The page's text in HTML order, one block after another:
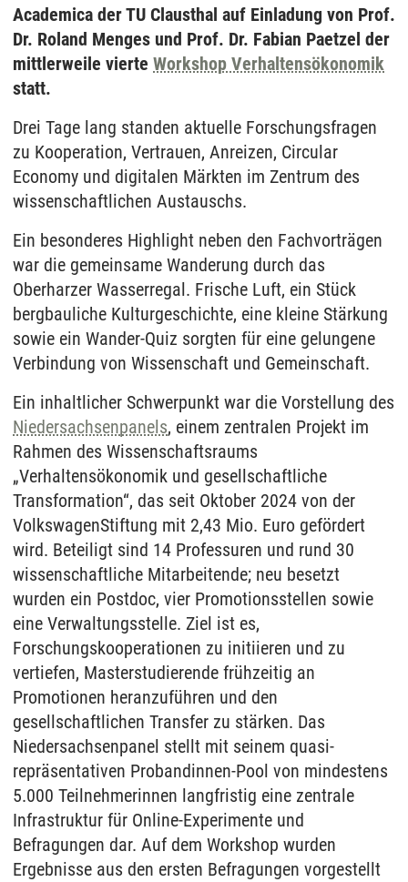
Academica der TU Clausthal auf Einladung von Prof.
Dr. Roland Menges und Prof. Dr. Fabian Paetzel der
mittlerweile vierte Workshop Verhaltensökonomik
statt.
Drei Tage lang standen aktuelle Forschungsfragen
zu Kooperation, Vertrauen, Anreizen, Circular
Economy und digitalen Märkten im Zentrum des
wissenschaftlichen Austauschs.
Ein besonderes Highlight neben den Fachvorträgen
war die gemeinsame Wanderung durch das
Oberharzer Wasserregal. Frische Luft, ein Stück
bergbauliche Kulturgeschichte, eine kleine Stärkung
sowie ein Wander-Quiz sorgten für eine gelungene
Verbindung von Wissenschaft und Gemeinschaft.
Ein inhaltlicher Schwerpunkt war die Vorstellung des
Niedersachsenpanels, einem zentralen Projekt im
Rahmen des Wissenschaftsraums
„Verhaltensökonomik und gesellschaftliche
Transformation“, das seit Oktober 2024 von der
VolkswagenStiftung mit 2,43 Mio. Euro gefördert
wird. Beteiligt sind 14 Professuren und rund 30
wissenschaftliche Mitarbeitende; neu besetzt
wurden ein Postdoc, vier Promotionsstellen sowie
eine Verwaltungsstelle. Ziel ist es,
Forschungskooperationen zu initiieren und zu
vertiefen, Masterstudierende frühzeitig an
Promotionen heranzuführen und den
gesellschaftlichen Transfer zu stärken. Das
Niedersachsenpanel stellt mit seinem quasi-
repräsentativen Probandinnen-Pool von mindestens
5.000 Teilnehmerinnen langfristig eine zentrale
Infrastruktur für Online-Experimente und
Befragungen dar. Auf dem Workshop wurden
Ergebnisse aus den ersten Befragungen vorgestellt